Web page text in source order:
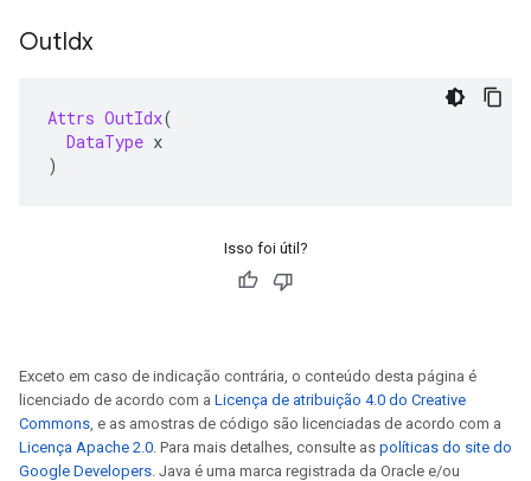
OutIdx
Attrs OutIdx(
DataType x
)
Isso foi útil?
Exceto em caso de indicação contrária, o conteúdo desta página é
licenciado de acordo com a Licença de atribuição 4.0 do Creative
Commons, e as amostras de código são licenciadas de acordo com a
Licença Apache 2.0. Para mais detalhes, consulte as políticas do site do
Google Developers. Java é uma marca registrada da Oracle e/ou